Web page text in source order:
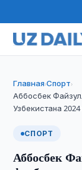
Главная›Спорт›
Аббосбек
Узбекистана
СПОРТ
Аббосбек